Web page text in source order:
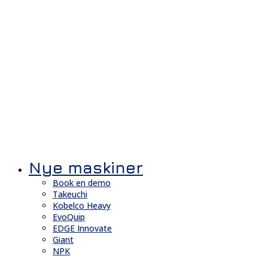
Nye maskiner
Book en demo
Takeuchi
Kobelco Heavy
EvoQuip
EDGE Innovate
Giant
NPK